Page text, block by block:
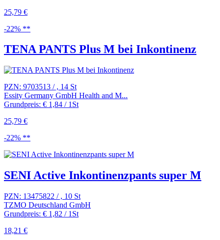
25,79 €
-22% **
TENA PANTS Plus M bei Inkontinenz
PZN: 9703513 / , 14 St
Essity Germany GmbH Health and M...
Grundpreis: € 1,84 / 1St
25,79 €
-22% **
SENI Active Inkontinenzpants super M
PZN: 13475822 / , 10 St
TZMO Deutschland GmbH
Grundpreis: € 1,82 / 1St
18,21 €